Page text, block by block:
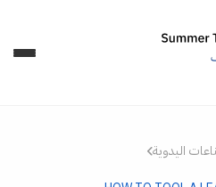
اليدوية